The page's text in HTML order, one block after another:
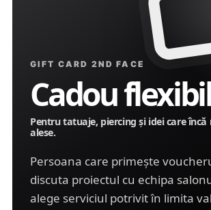
GIFT CARD 2ND FACE
Cadou
Pentru tatuaje, piercing și idei care
alese.
Persoana care primește
discuta proiectul cu echipa
alege serviciul potrivit în limita